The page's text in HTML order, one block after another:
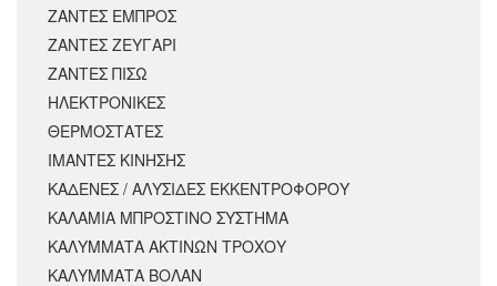
ΖΑΝΤΕΣ ΕΜΠΡΟΣ
ΖΑΝΤΕΣ ΖΕΥΓΑΡΙ
ΖΑΝΤΕΣ ΠΙΣΩ
ΗΛΕΚΤΡΟΝΙΚΕΣ
ΘΕΡΜΟΣΤΑΤΕΣ
ΙΜΑΝΤΕΣ ΚΙΝΗΣΗΣ
ΚΑΔΕΝΕΣ / ΑΛΥΣΙΔΕΣ ΕΚΚΕΝΤΡΟΦΟΡΟΥ
ΚΑΛΑΜΙΑ ΜΠΡΟΣΤΙΝΟ ΣΥΣΤΗΜΑ
ΚΑΛΥΜΜΑΤΑ ΑΚΤΙΝΩΝ ΤΡΟΧΟΥ
ΚΑΛΥΜΜΑΤΑ ΒΟΛΑΝ